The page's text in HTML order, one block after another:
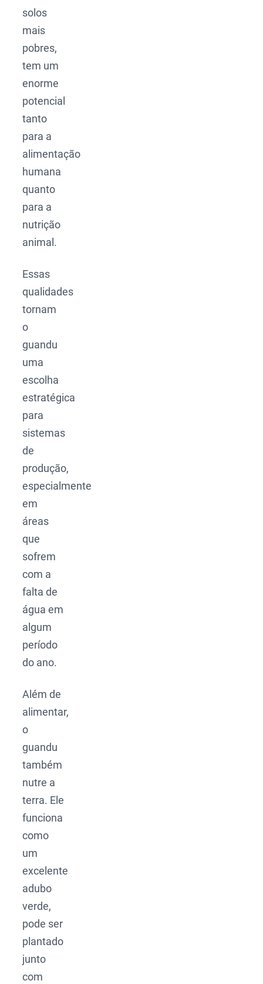
solos
mais
pobres,
tem um
enorme
potencial
tanto
para a
alimentação
humana
quanto
para a
nutrição
animal.
Essas
qualidades
tornam
o
guandu
uma
escolha
estratégica
para
sistemas
de
produção,
especialmente
em
áreas
que
sofrem
com a
falta de
água em
algum
período
do ano.
Além de
alimentar,
o
guandu
também
nutre a
terra. Ele
funciona
como
um
excelente
adubo
verde,
pode ser
plantado
junto
com